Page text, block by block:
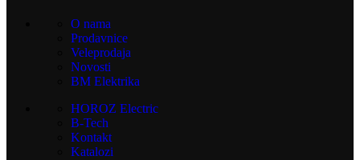
O nama
Prodavnice
Veleprodaja
Novosti
BM Elektrika
HOROZ Electric
B-Tech
Kontakt
Katalozi